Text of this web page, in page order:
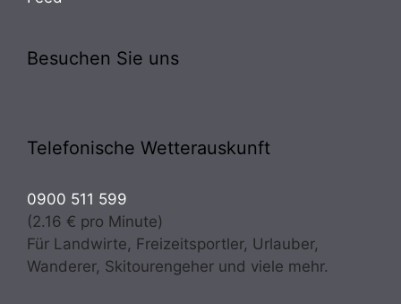
Besuchen Sie uns
Telefonische Wetterauskunft
0900 511 599
(2.16 € pro Minute)
Für Landwirte, Freizeitsportler, Urlauber,
Wanderer, Skitourengeher und viele mehr.